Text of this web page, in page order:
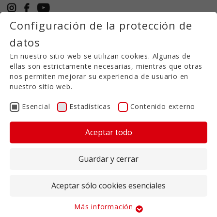
+49 5971 94632-0
Grada de discos corta
TR 1000
Aunque las gradas de discos compactas T-
RUBBER Serie TR 1000 están diseñadas
principalmente para la incorporación de
purines, también ofrecen todas las ventajas
del laboreo convencional.
Todos los modelos de nuestras gradas de discos
cargas más elevadas cuando se esparce estiércol
Configuración de la protección de
datos
En nuestro sitio web se utilizan cookies. Algunas de
ellas son estrictamente necesarias, mientras que otras
nos permiten mejorar su experiencia de usuario en
nuestro sitio web.
Esencial Estadísticas Contenido externo
Aceptar todo
Guardar y cerrar
Aceptar sólo cookies esenciales
Más información